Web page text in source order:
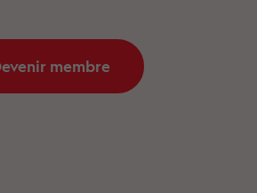
membre